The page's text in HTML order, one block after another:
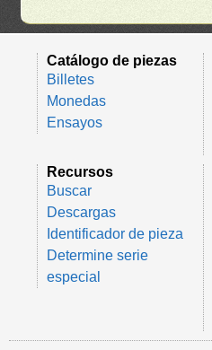
Catálogo de piezas
Billetes
Monedas
Ensayos
Recursos
Buscar
Descargas
Identificador de pieza
Determine serie
especial